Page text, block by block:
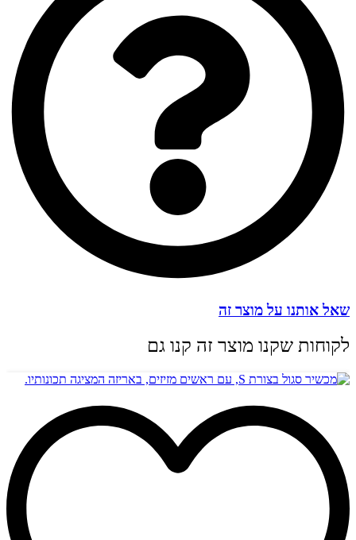
שאל אותנו על מוצר זה
לקוחות שקנו מוצר זה קנו גם